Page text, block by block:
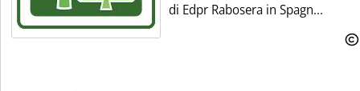
di Edpr Rabosera in Spagn...